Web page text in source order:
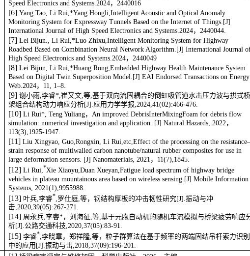
Yang Tao, Li Rui*,Li Chengjun, Data Processing of Bridge IoT Monitoring Based
on Task Scheduling of Cloud Service Listening Signal.[J] International Journal of High
Speed Electronics and Systems.2024，2440016
[6] Yang Tao, Li Rui,*Yang Hongli,Intelligent Acoustic and Optical Anomaly
Monitoring System for Expressway Tunnels Based on the Internet of Things.[J]
International Journal of High Speed Electronics and Systems.2024，2440044.
[7] Lei Bijun., Li Rui,*Luo Zhixu,Intelligent Monitoring System for Highway
Roadbed Based on Combination Neural Network Algorithm.[J] International Journal of
High Speed Electronics and Systems.2024，2440049
[8] Lei Bijun, Li Rui,*Huang Rong,Embedded Highway Health Maintenance System
Based on Digital Twin Superposition Model.[J] EAI Endorsed Transactions on Energy
Web.2024，11, 1–8.
9] 谢小雨,李睿*,崔又文,等,基于双向流固耦合的倒虹吸管道水击压力波与拱式桥
架组合结构动力响应分析[J].应用力学学报,2024,41(02):466-476.
[10] Li Rui*, Teng Yuliang，An improved DebrisInterMixingFoam for debris flow
simulation: numerical investigation and application. [J] Natural Hazards, 2022，
113(3),1925-1947.
[11]Liu Xingyao, Guo,Rongxin, Li Rui,etc,Effect of the processing on the resistance–
strain response of multiwalled carbon nanotube/natural rubber composites for use in
large deformation sensors. [J] Nanomaterials, 2021，11(7),1845.
[12] Li Rui,*Xie Xiaoyu,Duan Xueyan,Fatigue load spectrum of highway bridge
vehicles in plateau mountainous area based on wireless sensing.[J] Mobile Information
Systems, 2021(1),9955988.
[13] 叶兵,李睿*,罗仕庭,等，钢结构厚板的冲击韧性研究[J].振动与冲
击,2020,39(05):267-271.
[14] 周永兵,李睿*，刘海征,等,基于元胞自动机的随机车流模拟与桥梁疲劳响应分
析[J].公路交通科技,2020,37(05):83-91.
*